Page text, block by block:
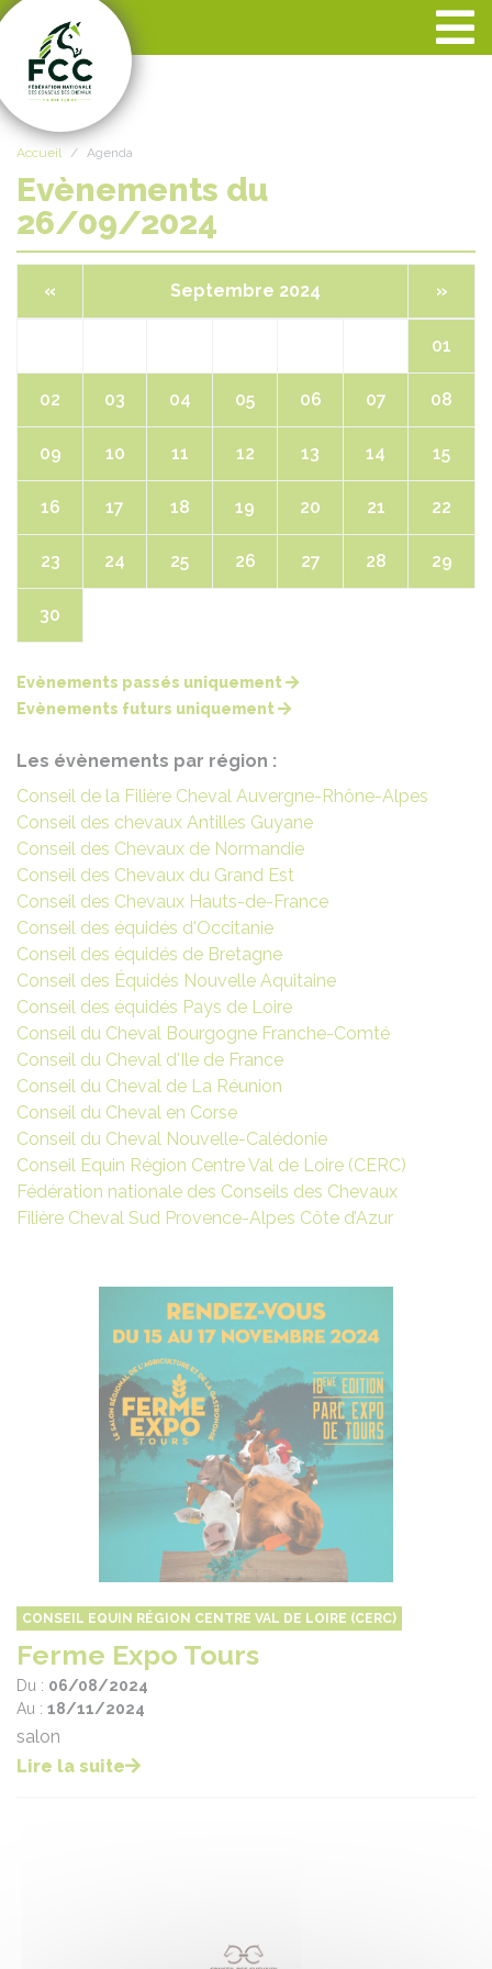
Accueil Agenda
Evènements du
26/09/2024
« Septembre 2024 »
01
02 03 04 05 06 07 08
09 10 11 12 13 14 15
16 17 18 19 20 21 22
23 24 25 26 27 28 29
30
Evènements passés uniquement
Evènements futurs uniquement
Les évènements par région :
Conseil de la Filière Cheval Auvergne-Rhône-Alpes
Conseil des chevaux Antilles Guyane
Conseil des Chevaux de Normandie
Conseil des Chevaux du Grand Est
Conseil des Chevaux Hauts-de-France
Conseil des équidés d'Occitanie
Conseil des équidés de Bretagne
Conseil des Équidés Nouvelle Aquitaine
Conseil des équidés Pays de Loire
Conseil du Cheval Bourgogne Franche-Comté
Conseil du Cheval d'Ile de France
Conseil du Cheval de La Réunion
Conseil du Cheval en Corse
Conseil du Cheval Nouvelle-Calédonie
Conseil Equin Région Centre Val de Loire (CERC)
Fédération nationale des Conseils des Chevaux
Filière Cheval Sud Provence-Alpes Côte d’Azur
CONSEIL EQUIN RÉGION CENTRE VAL DE LOIRE (CERC)
Ferme Expo Tours
Du : 06/08/2024
Au : 18/11/2024
salon
Lire la suite
Panneau de gestion des cookies